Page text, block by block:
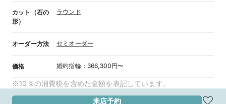
カット（石の
形）
ラウンド
オーダー方法 セミオーダー
価格 婚約指輪： 366,300円〜
※10％の消費税を含めた金額を表記しています。
来店予約